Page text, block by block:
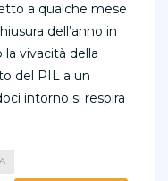
a qualche mese
dell’anno in
vivacità della
del PIL a un
intorno si respira